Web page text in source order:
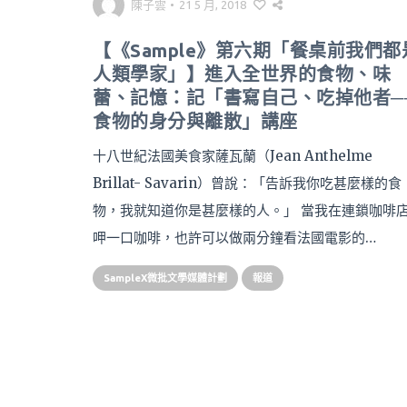
陳子雲 • 21 5 月, 2018
【《Sample》第六期「餐桌前我們都
人類學家」】進入全世界的食物、味
蕾、記憶：記「書寫自己、吃掉他者
食物的身分與離散」講座
十八世紀法國美食家薩瓦蘭（Jean Anthelme
Brillat- Savarin）曾說：「告訴我你吃甚麼樣的食
物，我就知道你是甚麼樣的人。」 當我在連鎖咖啡
呷一口咖啡，也許可以做兩分鐘看法國電影的…
SampleX微批文學媒體計劃 報道